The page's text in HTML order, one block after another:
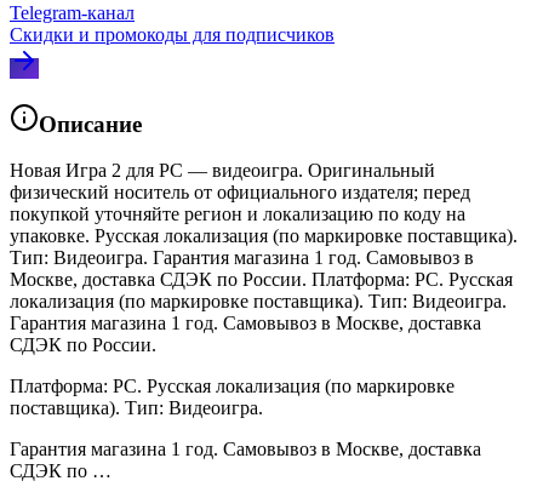
Telegram‑канал
Скидки и промокоды для подписчиков
Описание
Новая Игра 2 для PC — видеоигра. Оригинальный
физический носитель от официального издателя; перед
покупкой уточняйте регион и локализацию по коду на
упаковке. Русская локализация (по маркировке поставщика).
Тип: Видеоигра. Гарантия магазина 1 год. Самовывоз в
Москве, доставка СДЭК по России. Платформа: PC. Русская
локализация (по маркировке поставщика). Тип: Видеоигра.
Гарантия магазина 1 год. Самовывоз в Москве, доставка
СДЭК по России.
Платформа: PC. Русская локализация (по маркировке
поставщика). Тип: Видеоигра.
Гарантия магазина 1 год. Самовывоз в Москве, доставка
СДЭК по …